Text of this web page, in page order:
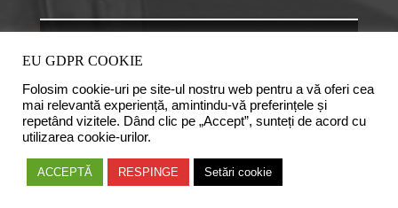
Copyright © 2020 Camera Auditorilor Financiari din
EU GDPR COOKIE
Folosim cookie-uri pe site-ul nostru web pentru a vă oferi cea
mai relevantă experiență, amintindu-vă preferințele și
repetând vizitele. Dând clic pe „Accept”, sunteți de acord cu
utilizarea cookie-urilor.
ACCEPTĂ RESPINGE Setări cookie